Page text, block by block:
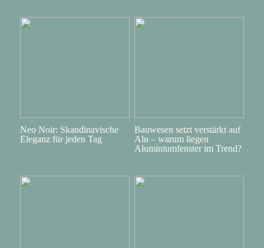
Neo Noir: Skandinavische
Eleganz für jeden Tag
Bauwesen setzt verstärkt auf
Alu – warum liegen
Aluminiumfenster im Trend?